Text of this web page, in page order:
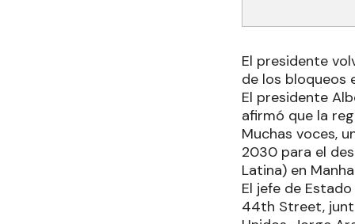
El presidente
de los bloqueos
El presidente
afirmó que la
Muchas voces,
2030 para el
Latina) en
El jefe de
44th Street,